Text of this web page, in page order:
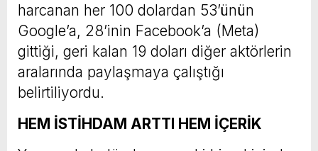
harcanan her 100 dolardan 53’ünün
Google’a, 28’inin Facebook’a (Meta)
gittiği, geri kalan 19 doları diğer aktörlerin
aralarında paylaşmaya çalıştığı
belirtiliyordu.
HEM İSTİHDAM ARTTI HEM İÇERİK